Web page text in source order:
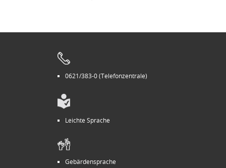
0621/383-0 (Telefonzentrale)
Leichte Sprache
Gebärdensprache